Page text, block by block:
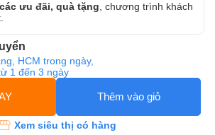
ưu đãi, quà tặng, chương trình khách
HCM trong ngày,
1 đến 3 ngày
Thêm vào giỏ
Xem siêu thị có hàng